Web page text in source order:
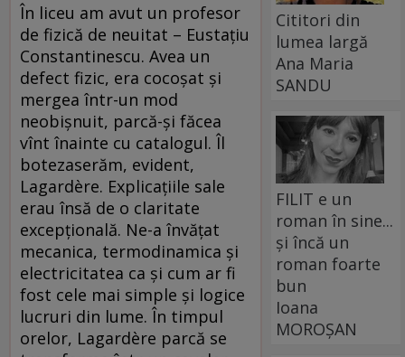
În liceu am avut un profesor
de fizică de neuitat – Eustațiu
Constantinescu. Avea un
defect fizic, era cocoșat și
mergea într-un mod
neobișnuit, parcă-și făcea
vînt înainte cu catalogul. Îl
botezaserăm, evident,
Lagardère. Explicațiile sale
erau însă de o claritate
excepțională. Ne-a învățat
mecanica, termodinamica și
electricitatea ca și cum ar fi
fost cele mai simple și logice
lucruri din lume. În timpul
orelor, Lagardère parcă se
Cititori din
lumea largă
Ana Maria
SANDU
FILIT e un
roman în sine...
și încă un
roman foarte
bun
Ioana
MOROȘAN